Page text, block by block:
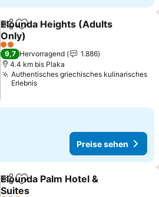
TeilenZu Favoriten hinzufügen
Elounda Heights (Adults
Only)
Preise sehen
2 Sterne
9,7 Hervorragend
1.886
4.4 km bis Plaka
Authentisches griechisches kulinarisches
Erlebnis
Preise sehen
TeilenZu Favoriten hinzufügen
Elounda Palm Hotel &
Suites